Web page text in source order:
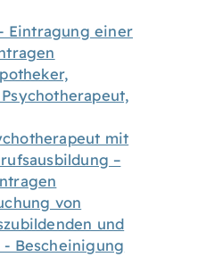
Eintragung einer
mit
–
von
und
Bescheinigung